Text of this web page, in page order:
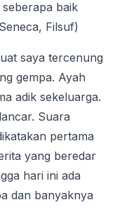
baik
Filsuf)
saya tercenung
gempa. Ayah
adik sekeluarga.
Suara
pertama
yang beredar
hari ini ada
dan banyaknya